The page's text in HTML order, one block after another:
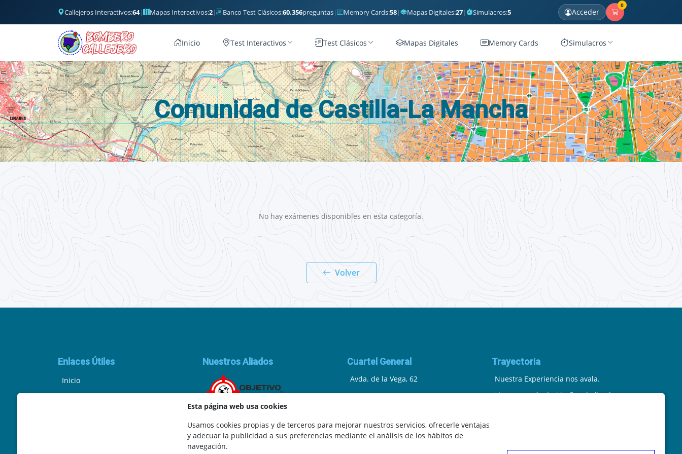
Callejeros Interactivos:64| Mapas Interactivos:2| Banco Test Clásicos:60.356preguntas| Memory Cards:58| Mapas Digitales:27| Simulacros:5 Acceder
0
Inicio Test Interactivos Test Clásicos Mapas Digitales Memory Cards Simulacros
Comunidad de Castilla-La Mancha
No hay exámenes disponibles en esta categoría.
Volver
Esta página web usa cookies
Usamos cookies propias y de terceros para mejorar nuestros servicios, ofrecerle ventajas
y adecuar la publicidad a sus preferencias mediante el análisis de los hábitos de
navegación.
Enlaces Útiles
Inicio
Nuestros Aliados Cuartel General
Avda. de la Vega, 62
España
Trayectoria
Nuestra Experiencia nos avala.
Llevamos más de 25 años dedicados